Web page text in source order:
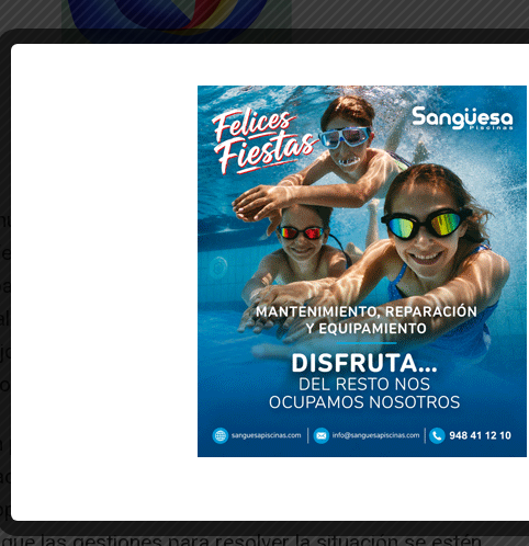
desde Contigo Tudela, «el ayuntamiento dice ser
de 2025 de la situación de impago a los
pero hasta marzo no se sentó con los
la situación y hasta este mes de abril no se ha
de Navarra la autorización para poder proceder a la
política, el hecho de que la empresa Ocio Sport deje de
y trabajadoras y deje de prestar los servicios no
ayuntamiento, «pero el Equipo de Gobierno de UPN